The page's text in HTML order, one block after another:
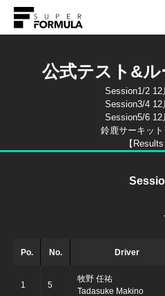
公式テスト&ル
Session1/2 12
Session3/4 12
Session5/6 12
鈴鹿サーキッ
【Results
Po. No. Driver
1 5
牧野 任祐
Tadasuke Makino